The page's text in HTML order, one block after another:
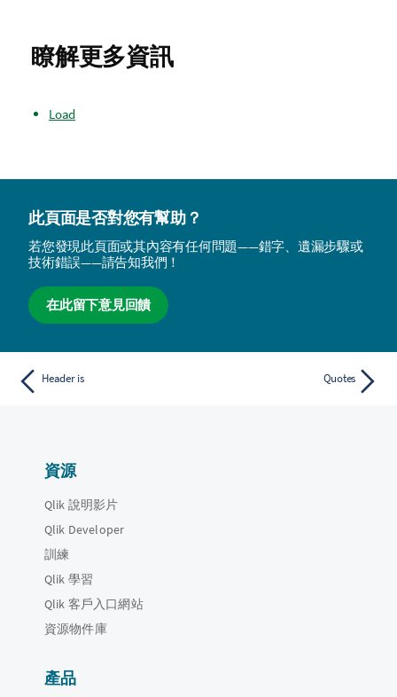
瞭解更多資訊
Load
此頁面是否對您有幫助？
若您發現此頁面或其內容有任何問題——錯字、遺漏步驟或
技術錯誤——請告知我們！
在此留下意見回饋
Header is Quotes
資源
Qlik 說明影片
Qlik Developer
訓練
Qlik 學習
Qlik 客戶入口網站
資源物件庫
產品